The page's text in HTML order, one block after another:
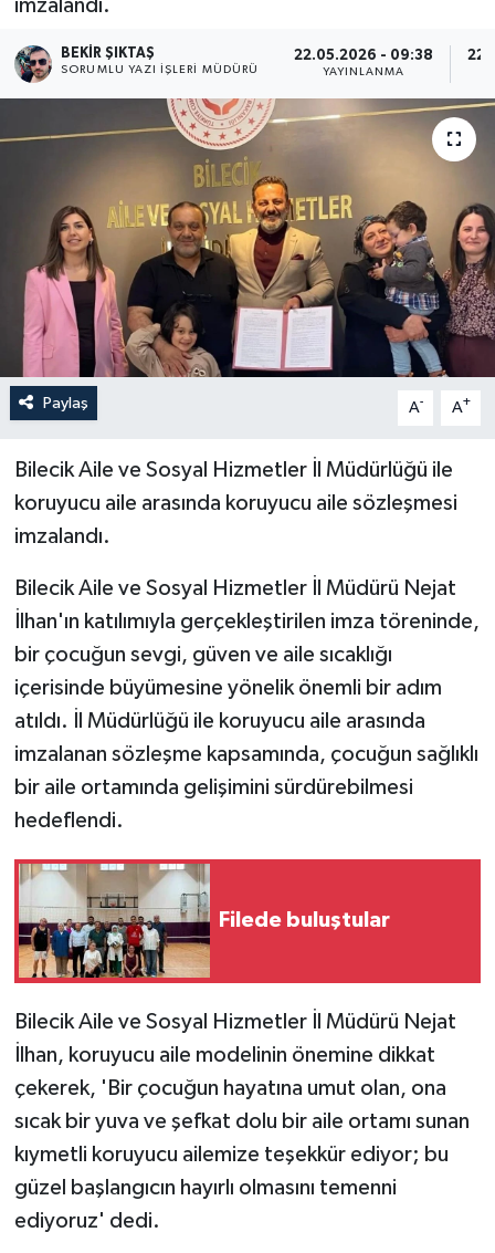
imzalandı.
BEKIR ŞIKTAŞ
SORUMLU YAZI İŞLERI MÜDÜRÜ
22.05.2026 - 09:38
YAYINLANMA
Paylaş A- A+
Bilecik Aile ve Sosyal Hizmetler İl Müdürlüğü ile
koruyucu aile arasında koruyucu aile sözleşmesi
imzalandı.
Bilecik Aile ve Sosyal Hizmetler İl Müdürü Nejat
İlhan'ın katılımıyla gerçekleştirilen imza töreninde,
bir çocuğun sevgi, güven ve aile sıcaklığı
içerisinde büyümesine yönelik önemli bir adım
atıldı. İl Müdürlüğü ile koruyucu aile arasında
imzalanan sözleşme kapsamında, çocuğun sağlıklı
bir aile ortamında gelişimini sürdürebilmesi
hedeflendi.
Filede buluştular
Bilecik Aile ve Sosyal Hizmetler İl Müdürü Nejat
İlhan, koruyucu aile modelinin önemine dikkat
çekerek, 'Bir çocuğun hayatına umut olan, ona
sıcak bir yuva ve şefkat dolu bir aile ortamı sunan
kıymetli koruyucu ailemize teşekkür ediyor; bu
güzel başlangıcın hayırlı olmasını temenni
ediyoruz' dedi.